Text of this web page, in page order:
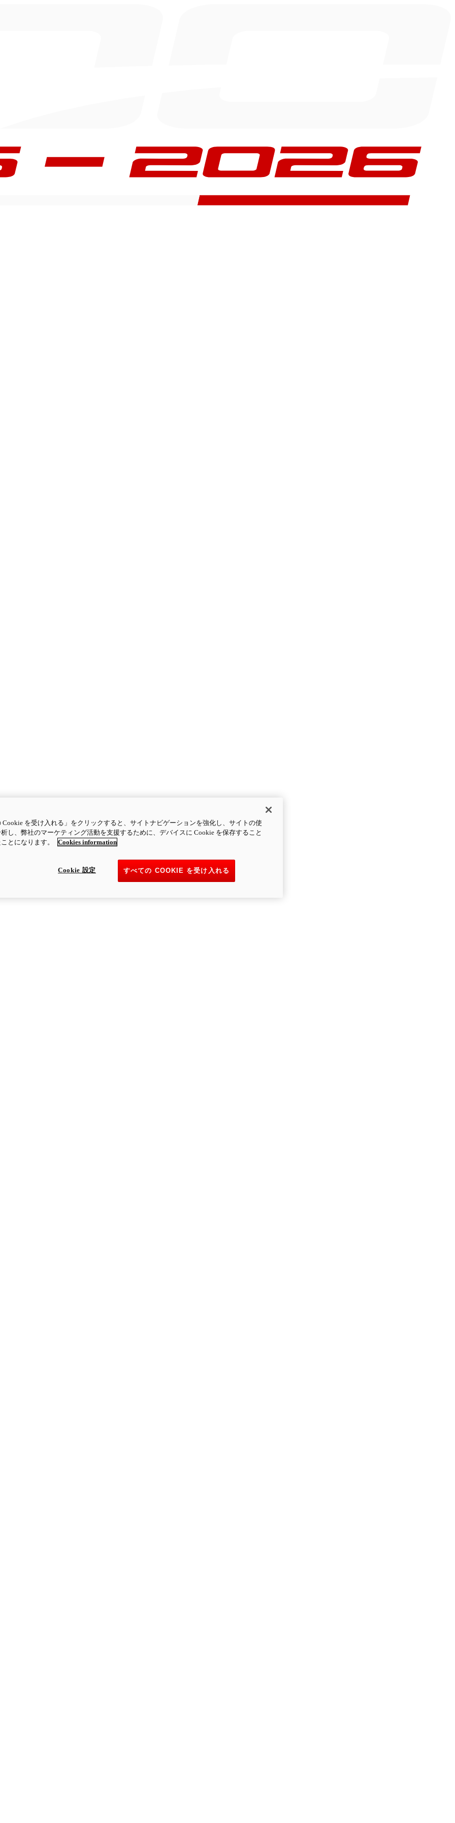
Cookie を受け入れる」をクリックすると、サイトナビゲーションを強化し、サイトの使
し、弊社のマーケティング活動を支援するために、デバイスに Cookie を保存すること
とになります。
Cookies information
すべての COOKIE を受け入れる
Cookie 設定